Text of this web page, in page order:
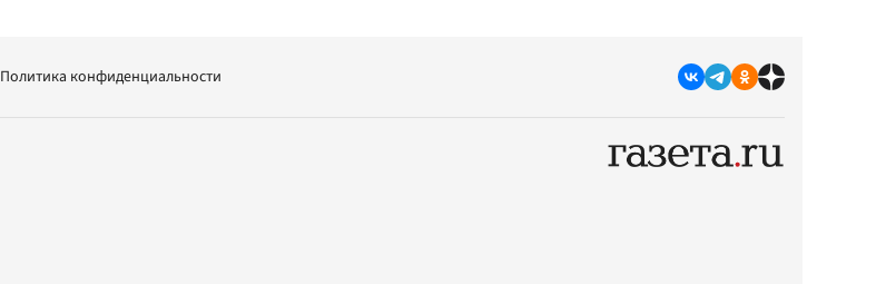
Политика конфиденциальности